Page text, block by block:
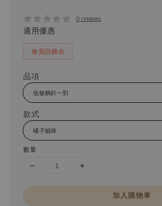
0 reviews
適用優惠
會員回饋金
品項
款式
數量
加入購物車